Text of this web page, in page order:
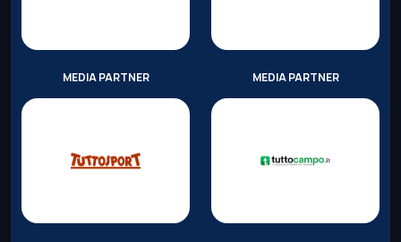
MEDIA PARTNER MEDIA PARTNER